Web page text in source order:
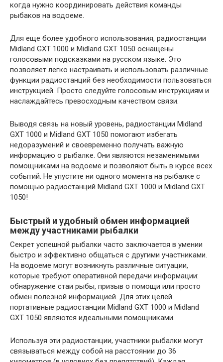
когда нужно координировать действия команды
рыбаков на водоеме.
Для еще более удобного использования, радиостанции
Midland GXT 1000 и Midland GXT 1050 оснащены
голосовыми подсказками на русском языке. Это
позволяет легко настраивать и использовать различные
функции радиостанций без необходимости пользоваться
инструкцией. Просто следуйте голосовым инструкциям и
наслаждайтесь превосходным качеством связи.
Выводя связь на новый уровень, радиостанции Midland
GXT 1000 и Midland GXT 1050 помогают избегать
недоразумений и своевременно получать важную
информацию о рыбалке. Они являются незаменимыми
помощниками на водоеме и позволяют быть в курсе всех
событий. Не упустите ни одного момента на рыбалке с
помощью радиостанций Midland GXT 1000 и Midland GXT
1050!
Быстрый и удобный обмен информацией
между участниками рыбалки
Секрет успешной рыбалки часто заключается в умении
быстро и эффективно общаться с другими участниками.
На водоеме могут возникнуть различные ситуации,
которые требуют оперативной передачи информации:
обнаружение стаи рыбы, призыв о помощи или просто
обмен полезной информацией. Для этих целей
портативные радиостанции Midland GXT 1000 и Midland
GXT 1050 являются идеальными помощниками.
Используя эти радиостанции, участники рыбалки могут
связываться между собой на расстоянии до 36